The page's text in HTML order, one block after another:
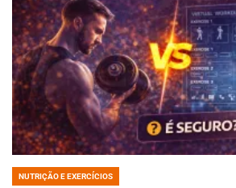
POSTED
NUTRIÇÃO E EXERCÍCIOS